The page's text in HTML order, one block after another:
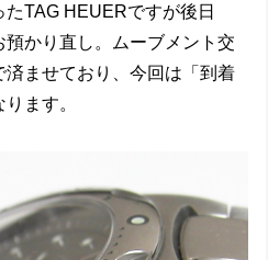
TAG HEUERですが後日
預かり直し。ムーブメント交
ませており、今回は「到着
ます。